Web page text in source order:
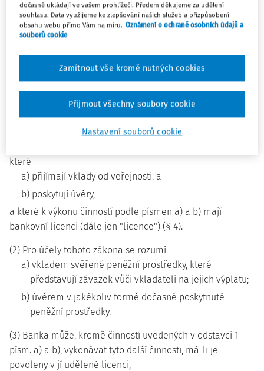
§ 1
unie1), zároveň navazuje na přímo použitelné předpisy
Evropské unie27)a upravuje některé vztahy související se
vznikem, podnikáním a zánikem bank se sídlem na území
České republiky, včetně jejich působení mimo území České
republiky, a dále některé vztahy související s působením
zahraničních bank na území České republiky. Bankami se
které
a) přijímají vklady od veřejnosti, a
b) poskytují úvěry,
a které k výkonu činností podle písmen a) a b) mají
bankovní licenci (dále jen "licence") (§ 4).
(2) Pro účely tohoto zákona se rozumí
a) vkladem svěřené peněžní prostředky, které
představují závazek vůči vkladateli na jejich výplatu;
b) úvěrem v jakékoliv formě dočasně poskytnuté
peněžní prostředky.
(3) Banka může, kromě činností uvedených v odstavci 1
písm. a) a b), vykonávat tyto další činnosti, má-li je
povoleny v jí udělené licenci,
dočasně ukládají ve vašem prohlížeči. Předem děkujeme za udělení
souhlasu. Data využijeme ke zlepšování našich služeb a přizpůsobení
obsahu webu přímo Vám na míru. Oznámení o ochraně osobních údajů a
souborů cookie
Nastavení souborů cookie
Zamítnout vše kromě nutných cookies
Přijmout všechny soubory cookie